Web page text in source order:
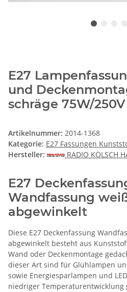
E27
und
schräge 75W/250V
Artikelnummer: 2014-1368
Kategorie: E27 Fassungen
Hersteller:
RADIO KÖLSCH
E27
Wandfassung
abgewinkelt
Diese E27 Deckenfassung
abgewinkelt besteht aus
Wand oder Deckenmontage
dieser Art sind für Glühlampen
sowie Energiesparlampen und
niedriger Temperaturentwicklung